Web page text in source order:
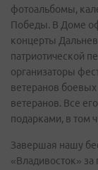
фотоальбомы,
Победы. В Доме
концерты
патриотической
организаторы
ветеранов боевых
ветеранов. Все
подарками, в том
Завершая нашу
«Владивосток»